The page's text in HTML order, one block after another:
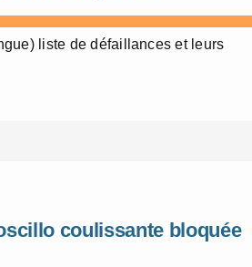
liste de défaillances et leurs
coulissante bloquée